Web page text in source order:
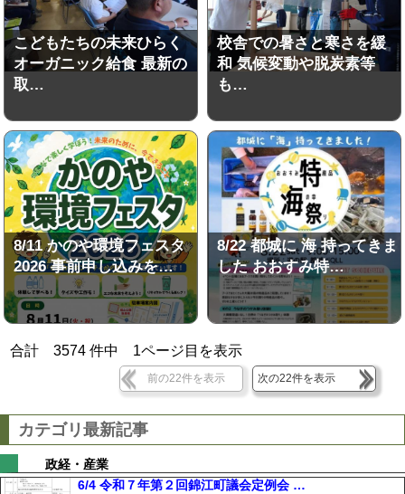
こどもたちの未来ひらく
オーガニック給食 最新の
取…
校舎での暑さと寒さを緩
和 気候変動や脱炭素等
も…
8/11 かのや環境フェスタ
2026 事前申し込みを…
8/22 都城に 海 持ってきま
した おおすみ特…
合計3574 件中 1ページ目を表示
前の22件を表示 次の22件を表示
カテゴリ最新記事
政経・産業
6/4 令和７年第２回錦江町議会定例会 …